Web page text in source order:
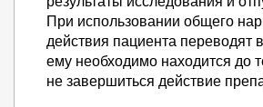
При использовании общего
действия пациента переводят
ему необходимо находится до
не завершиться действие